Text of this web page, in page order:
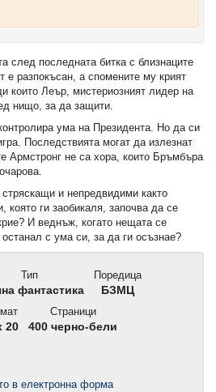
след последната битка с близнаците
е разпокъсан, а спомените му крият
които Леър, мистериозният лидер на
нищо, за да защити.
ума на Президента. Но да си
Последствията могат да излезнат
Армстронг не са хора, които Бръмбъра
и непредвидими както
която ги заобикаля, започва да се
И веднъж, когато нещата се
с ума си, за да ги осъзнае?
Тип
фантастика
Поредица
БЗМЦ
20
Страници
400 черно-бели
в електронна форма